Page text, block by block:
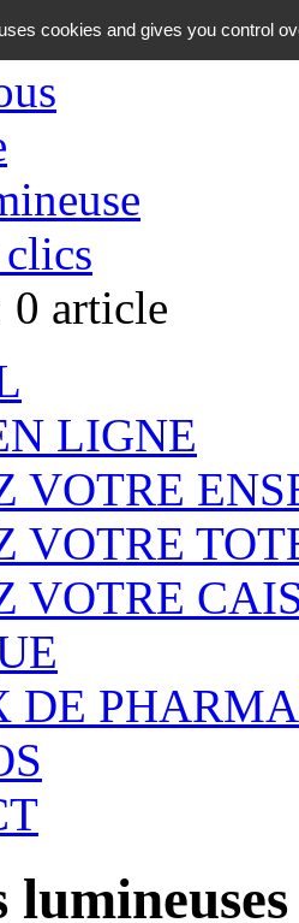
59
0 article
LIGNE
VOTRE
VOTRE
VOTRE
DE
cookies and gives you control